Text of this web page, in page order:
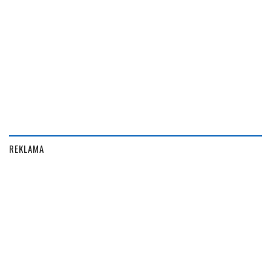
REKLAMA